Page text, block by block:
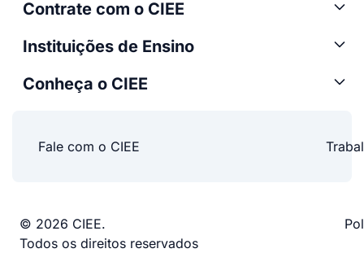
Contrate com o CIEE
Instituições de Ensino
Conheça o CIEE
Fale com o CIEE
© 2026 CIEE.
Todos os direitos reservados